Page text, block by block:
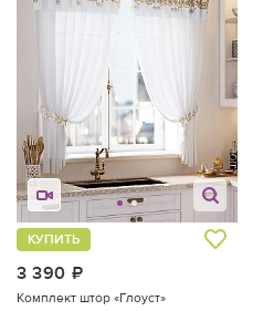
3 390
КУПИТЬ
Комплект штор «Глоуст»